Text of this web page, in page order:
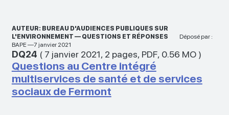
AUTEUR: BUREAU D'AUDIENCES PUBLIQUES SUR
L'ENVIRONNEMENT — QUESTIONS ET RÉPONSES
Déposé par :
BAPE —7 janvier 2021
DQ24 ( 7 janvier 2021, 2 pages, PDF, 0.56 MO)
Questions au Centre intégré
multiservices de santé et de services
sociaux de Fermont